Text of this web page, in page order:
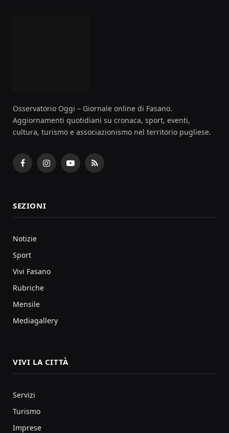
Osservatorio Oggi – Giornale online di Fasano.
Aggiornamenti quotidiani su cronaca, sport, eventi,
cultura, turismo e associazionismo nel territorio pugliese.
FacebookInstagramYouTubeRSS
SEZIONI
Notizie
Sport
Vivi Fasano
Rubriche
Mensile
Mediagallery
VIVI LA CITTÀ
Servizi
Turismo
Imprese